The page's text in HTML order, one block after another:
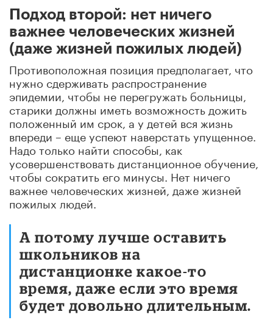
Подход второй: нет ничего
важнее человеческих жизней
(даже жизней пожилых людей)
Противоположная позиция предполагает, что
нужно сдерживать распространение
эпидемии, чтобы не перегружать больницы,
старики должны иметь возможность дожить
положенный им срок, а у детей вся жизнь
впереди – еще успеют наверстать упущенное.
Надо только найти способы, как
усовершенствовать дистанционное обучение,
чтобы сократить его минусы. Нет ничего
важнее человеческих жизней, даже жизней
пожилых людей.
А потому лучше оставить
школьников на
дистанционке какое-то
время, даже если это время
будет довольно длительным.